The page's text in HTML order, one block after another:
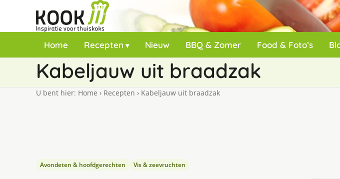
Home Recepten Nieuw BBQ & Zomer Food & Foto’s
Kabeljauw uit braadzak
U bent hier: Home › Recepten › Kabeljauw uit braadzak
Avondeten & hoofdgerechten Vis & zeevruchten